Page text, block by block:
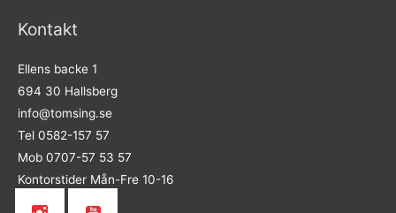
Kontakt
Ellens backe 1
694 30 Hallsberg
info@tomsing.se
Tel 0582-157 57
Mob 0707-57 53 57
Kontorstider Mån-Fre 10-16